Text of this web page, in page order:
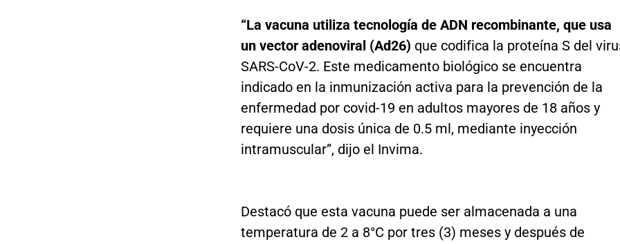
“La vacuna utiliza tecnología de ADN recombinante, que usa
un vector adenoviral (Ad26) que codifica la proteína S del
SARS-CoV-2. Este medicamento biológico se encuentra
indicado en la inmunización activa para la prevención de la
enfermedad por covid-19 en adultos mayores de 18 años y
requiere una dosis única de 0.5 ml, mediante inyección
intramuscular”, dijo el Invima.
Destacó que esta vacuna puede ser almacenada a una
temperatura de 2 a 8°C por tres (3) meses y después de